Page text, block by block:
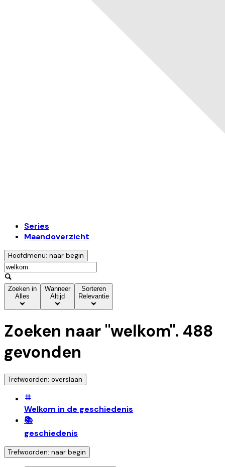
Series
Maandoverzicht
Hoofdmenu: naar begin
Zoeken in
Alles
Wanneer
Altijd
Sorteren
Relevantie
Zoeken naar "welkom". 488
gevonden
Trefwoorden: overslaan
Welkom in de geschiedenis
📚
geschiedenis
Trefwoorden: naar begin